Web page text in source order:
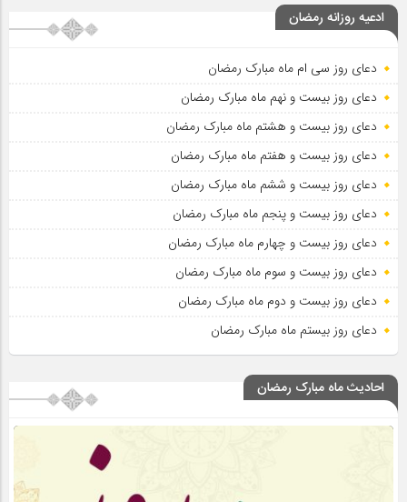
ادعیه روزانه رمضان
دعای روز سی ام ماه مبارک رمضان
دعای روز بیست و نهم ماه مبارک رمضان
دعای روز بیست و هشتم ماه مبارک رمضان
دعای روز بیست و هفتم ماه مبارک رمضان
دعای روز بیست و ششم ماه مبارک رمضان
دعای روز بیست و پنجم ماه مبارک رمضان
دعای روز بیست و چهارم ماه مبارک رمضان
دعای روز بیست و سوم ماه مبارک رمضان
دعای روز بیست و دوم ماه مبارک رمضان
دعای روز بیستم ماه مبارک رمضان
احادیث ماه مبارک رمضان